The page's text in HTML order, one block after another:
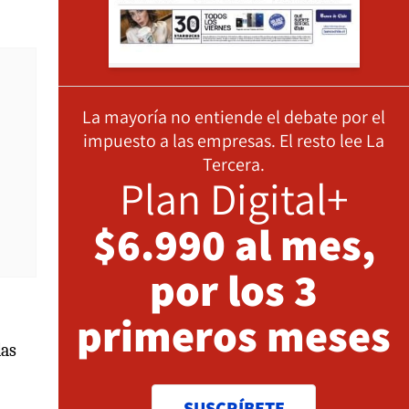
La mayoría no entiende el debate por el
impuesto a las empresas. El resto lee La
Tercera.
Plan Digital+
$6.990 al mes,
por los 3
primeros meses